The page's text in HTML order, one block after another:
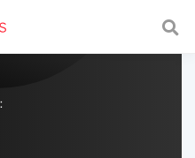
with a fast and